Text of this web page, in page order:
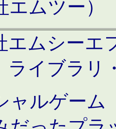
エムツー）
エムシーエ
ライブラリ
ャルゲーム